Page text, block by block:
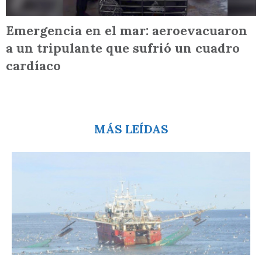
Emergencia en el mar: aeroevacuaron
a un tripulante que sufrió un cuadro
cardíaco
MÁS LEÍDAS